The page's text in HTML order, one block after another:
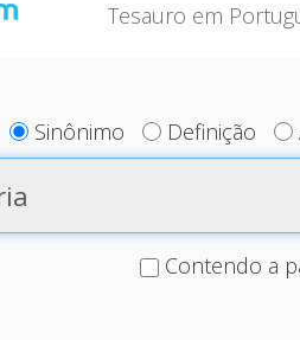
Tesauro em
Sinônimo Definição
Contendo a